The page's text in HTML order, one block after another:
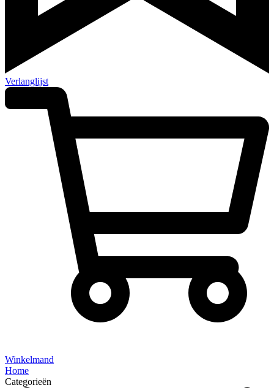
Verlanglijst
Winkelmand
Home
Categorieën